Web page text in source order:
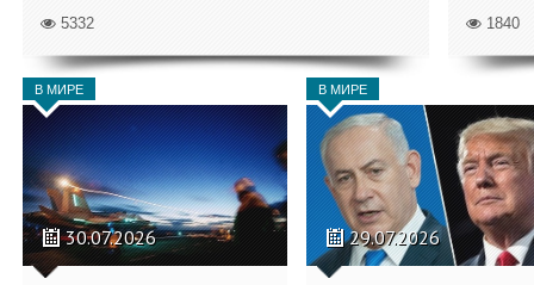
5332 1840
В МИРЕ
30.07.2026
В МИРЕ
29.07.2026